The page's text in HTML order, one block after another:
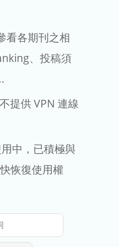
理費
看各期刊之相
、投稿須
提供 VPN 連線
中，已積極與
恢復使用權